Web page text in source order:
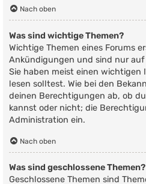
Nach oben
Was sind wichtige Themen?
Wichtige Themen eines Forums
Ankündigungen und sind nur
Sie haben meist einen wichtigen
lesen solltest. Wie bei den
deinen Berechtigungen ab, ob
kannst oder nicht; die
Administration ein.
Nach oben
Was sind geschlossene Themen?
Geschlossene Themen sind